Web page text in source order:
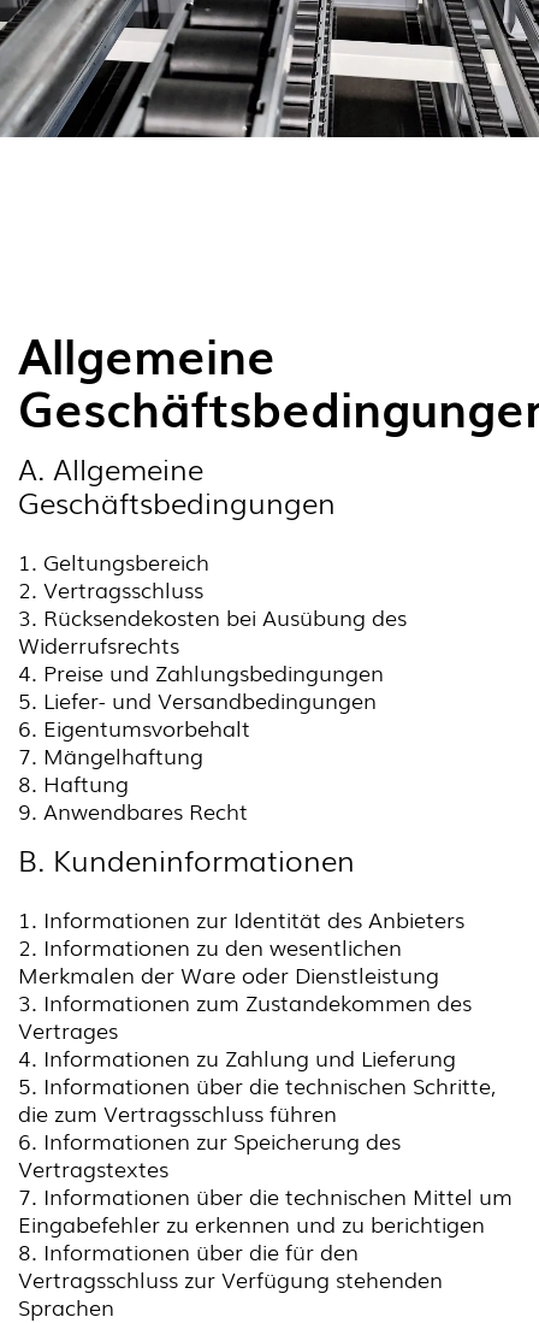
Allgemeine
A. Allgemeine
Geschäftsbedingungen
1. Geltungsbereich
2. Vertragsschluss
3. Rücksendekosten bei Ausübung des
Widerrufsrechts
4. Preise und Zahlungsbedingungen
5. Liefer- und Versandbedingungen
6. Eigentumsvorbehalt
7. Mängelhaftung
8. Haftung
9. Anwendbares Recht
B. Kundeninformationen
1. Informationen zur Identität des Anbieters
2. Informationen zu den wesentlichen
Merkmalen der Ware oder Dienstleistung
3. Informationen zum Zustandekommen des
Vertrages
4. Informationen zu Zahlung und Lieferung
5. Informationen über die technischen Schritte,
die zum Vertragsschluss führen
6. Informationen zur Speicherung des
Vertragstextes
7. Informationen über die technischen Mittel um
Eingabefehler zu erkennen und zu berichtigen
8. Informationen über die für den
Vertragsschluss zur Verfügung stehenden
Sprachen